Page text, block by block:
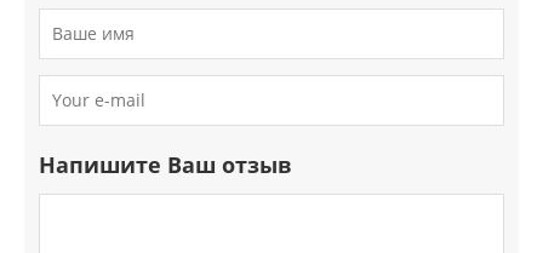
Напишите Ваш отзыв